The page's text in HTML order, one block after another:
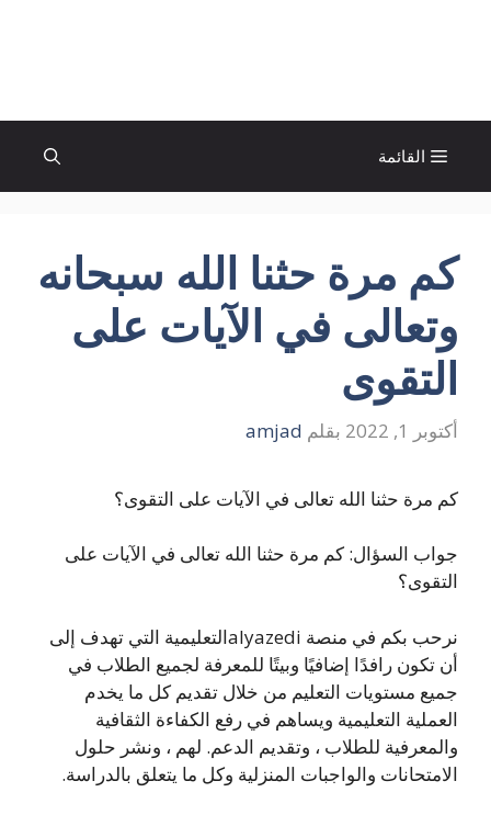
القائمة
كم مرة حثنا الله سبحانه
وتعالى في الآيات على
التقوى
أكتوبر 1, 2022 بقلم amjad
كم مرة حثنا الله تعالى في الآيات على التقوى؟
جواب السؤال: كم مرة حثنا الله تعالى في الآيات على
التقوى؟
نرحب بكم في منصة alyazediالتعليمية التي تهدف إلى
أن تكون رافدًا إضافيًا وبيتًا للمعرفة لجميع الطلاب في
جميع مستويات التعليم من خلال تقديم كل ما يخدم
العملية التعليمية ويساهم في رفع الكفاءة الثقافية
والمعرفية للطلاب ، وتقديم الدعم. لهم ، ونشر حلول
الامتحانات والواجبات المنزلية وكل ما يتعلق بالدراسة.